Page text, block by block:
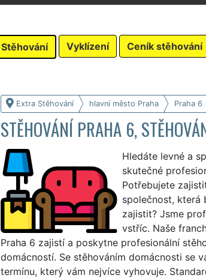
Stěhování Vyklízení Ceník stěhování
Extra Stěhování hlavní město Praha Praha 6
STĚHOVÁNÍ PRAHA 6,
Hledáte levné a
skutečné
Potřebujete
společnost, která
zajistit? Jsme
vstříc. Naše
Praha 6 zajistí a poskytne profesionální
domácností. Se stěhováním domácnosti se
termínu, který vám nejvíce vyhovuje.